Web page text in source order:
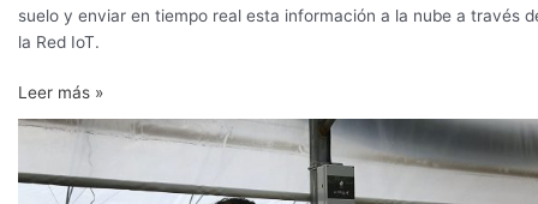
suelo y enviar en tiempo real esta información a la nube a través
la Red IoT.
Leer más »
La
inteligente